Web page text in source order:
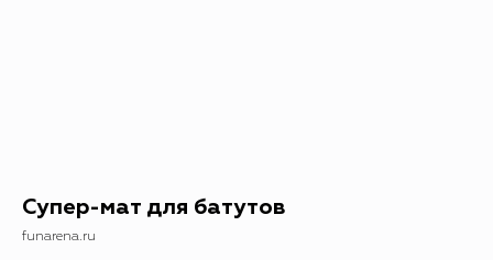
Супер-мат для батутов
funarena.ru